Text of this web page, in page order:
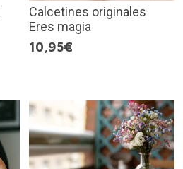
Calcetines originales
Eres magia
10,95€